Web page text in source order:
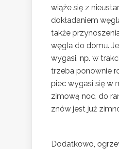
wiąże się z
dokładaniem
także
węgla do domu.
wygasi, np. w
trzeba ponownie
piec wygasi się w
zimową noc, do
znów jest już
Dodatkowo,